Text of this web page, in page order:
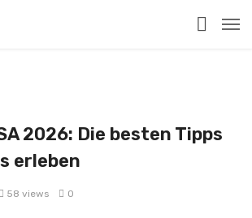
2026: Die besten Tipps
erleben
58 views 0